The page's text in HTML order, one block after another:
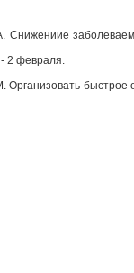
- 2 февраля.
быстрое